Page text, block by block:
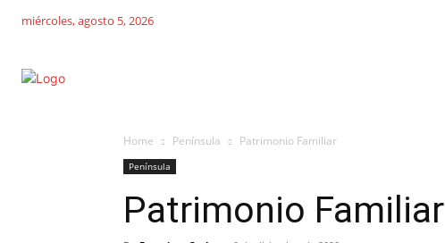
miércoles, agosto 5, 2026
Home Península Patrimonio Familiar
Península
Patrimonio Familiar